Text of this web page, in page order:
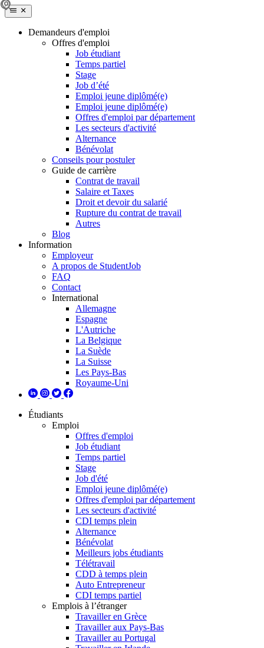
Demandeurs d'emploi
Offres d'emploi
Job étudiant
Temps partiel
Stage
Job d’été
Emploi jeune diplômé(e)
Emploi jeune diplômé(e)
Offres d'emploi par département
Les secteurs d'activité
Alternance
Bénévolat
Conseils pour postuler
Guide de carrière
Contrat de travail
Salaire et Taxes
Droit et devoir du salarié
Rupture du contrat de travail
Autres
Blog
Information
Employeur
A propos de StudentJob
FAQ
Contact
International
Allemagne
Espagne
L'Autriche
La Belgique
La Suède
La Suisse
Les Pays-Bas
Royaume-Uni
Étudiants
Emploi
Offres d'emploi
Job étudiant
Temps partiel
Stage
Job d'été
Emploi jeune diplômé(e)
Offres d'emploi par département
Les secteurs d'activité
CDI temps plein
Alternance
Bénévolat
Meilleurs jobs étudiants
Télétravail
CDD à temps plein
Auto Entrepreneur
CDI temps partiel
Emplois à l’étranger
Travailler en Grèce
Travailler aux Pays-Bas
Travailler au Portugal